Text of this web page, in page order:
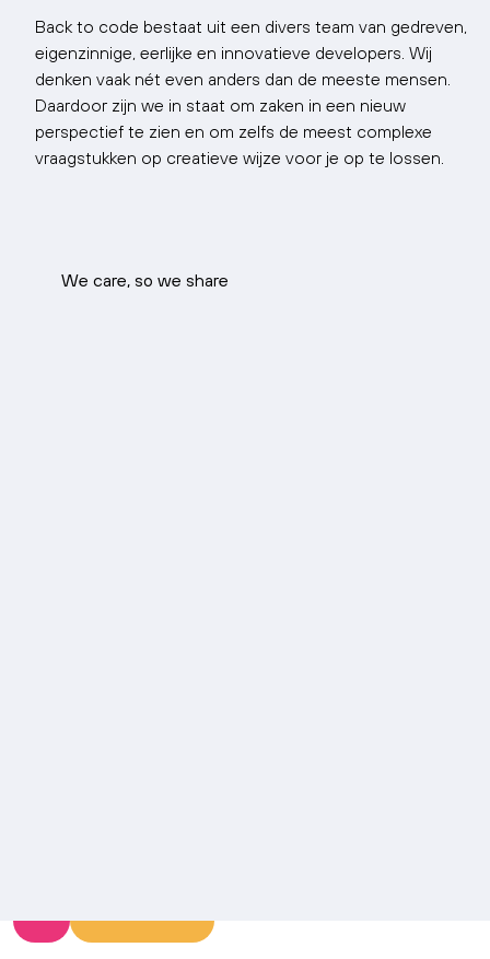
Back to code bestaat uit een divers team van gedreven,
eigenzinnige, eerlijke en innovatieve developers. Wij
denken vaak nét even anders dan de meeste mensen.
Daardoor zijn we in staat om zaken in een nieuw
perspectief te zien en om zelfs de meest complexe
vraagstukken op creatieve wijze voor je op te lossen.
We care, so we share